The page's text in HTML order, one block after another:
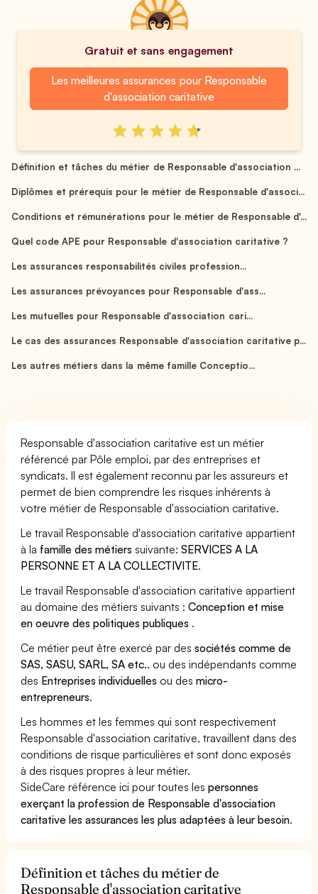
Gratuit et sans engagement
Les meilleures assurances pour Responsable
d'association caritative
Définition et tâches du métier de Responsable d'association ...
Diplômes et prérequis pour le métier de Responsable d'associ...
Conditions et rémunérations pour le métier de Responsable d'...
Quel code APE pour Responsable d'association caritative ?
Les assurances responsabilités civiles profession...
Les assurances prévoyances pour Responsable d'ass...
Les mutuelles pour Responsable d'association cari...
Le cas des assurances Responsable d'association caritative p...
Les autres métiers dans la même famille Conceptio...
Responsable d'association caritative est un métier
référencé par Pôle emploi, par des entreprises et
syndicats. Il est également reconnu par les assureurs et
permet de bien comprendre les risques inhérents à
votre métier de Responsable d'association caritative.
Le travail Responsable d'association caritative appartient
à la famille des métiers suivante:SERVICES A LA
PERSONNE ET A LA COLLECTIVITE.
Le travail Responsable d'association caritative appartient
au domaine des métiers suivants :Conception et mise
en oeuvre des politiques publiques .
Ce métier peut être exercé par dessociétés comme de
SAS, SASU, SARL, SA etc.. ou des indépendants comme
des Entreprises individuelles ou desmicro-
entrepreneurs.
Les hommes et les femmes qui sont respectivement
Responsable d'association caritative, travaillent dans des
conditions de risque particulières et sont donc exposés
à des risques propres à leur métier.
SideCare référence ici pour toutes lespersonnes
exerçant la profession de Responsable d'association
caritative les assurances les plus adaptées à leur besoin.
Définition et tâches du métier de
Responsable d'association caritative